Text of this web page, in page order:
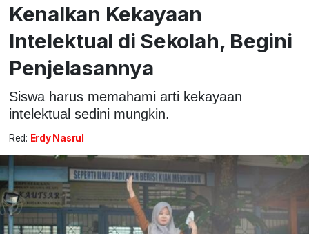
Kenalkan Kekayaan
Intelektual di Sekolah, Begini
Penjelasannya
Siswa harus memahami arti kekayaan
intelektual sedini mungkin.
Red: Erdy Nasrul